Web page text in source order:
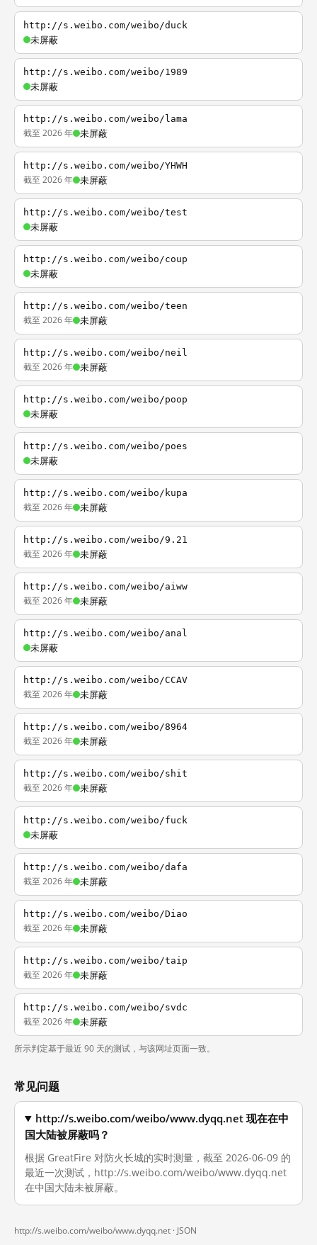
http://s.weibo.com/weibo/duck
未屏蔽
http://s.weibo.com/weibo/1989
未屏蔽
http://s.weibo.com/weibo/lama
截至 2026 年 未屏蔽
http://s.weibo.com/weibo/YHWH
截至 2026 年 未屏蔽
http://s.weibo.com/weibo/test
未屏蔽
http://s.weibo.com/weibo/coup
未屏蔽
http://s.weibo.com/weibo/teen
截至 2026 年 未屏蔽
http://s.weibo.com/weibo/neil
截至 2026 年 未屏蔽
http://s.weibo.com/weibo/poop
未屏蔽
http://s.weibo.com/weibo/poes
未屏蔽
http://s.weibo.com/weibo/kupa
截至 2026 年 未屏蔽
http://s.weibo.com/weibo/9.21
截至 2026 年 未屏蔽
http://s.weibo.com/weibo/aiww
截至 2026 年 未屏蔽
http://s.weibo.com/weibo/anal
未屏蔽
http://s.weibo.com/weibo/CCAV
截至 2026 年 未屏蔽
http://s.weibo.com/weibo/8964
截至 2026 年 未屏蔽
http://s.weibo.com/weibo/shit
截至 2026 年 未屏蔽
http://s.weibo.com/weibo/fuck
未屏蔽
http://s.weibo.com/weibo/dafa
截至 2026 年 未屏蔽
http://s.weibo.com/weibo/Diao
截至 2026 年 未屏蔽
http://s.weibo.com/weibo/taip
截至 2026 年 未屏蔽
http://s.weibo.com/weibo/svdc
截至 2026 年 未屏蔽
所示判定基于最近 90 天的测试，与该网址页面一致。
常见问题
http://s.weibo.com/weibo/www.dyqq.net 现在在中
国大陆被屏蔽吗？
根据 GreatFire 对防火长城的实时测量，截至 2026-06-09 的
最近一次测试，http://s.weibo.com/weibo/www.dyqq.net
在中国大陆未被屏蔽。
http://s.weibo.com/weibo/www.dyqq.net · JSON